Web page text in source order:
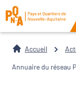
Accueil
Annuaire du réseau